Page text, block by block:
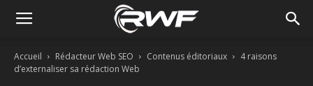
Accueil Rédacteur Web SEO Contenus éditoriaux
4 raisons
d’externaliser sa rédaction Web